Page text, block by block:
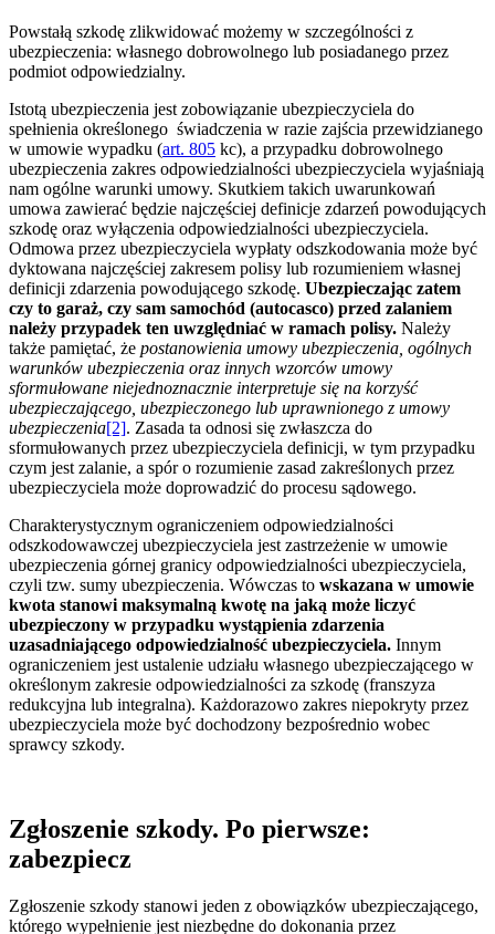
Powstałą szkodę zlikwidować możemy w szczególności z
ubezpieczenia: własnego dobrowolnego lub posiadanego przez
podmiot odpowiedzialny.
Istotą ubezpieczenia jest zobowiązanie ubezpieczyciela do
spełnienia określonego świadczenia w razie zajścia przewidzianego
w umowie wypadku (art. 805 kc), a przypadku dobrowolnego
ubezpieczenia zakres odpowiedzialności ubezpieczyciela wyjaśniają
nam ogólne warunki umowy. Skutkiem takich uwarunkowań
umowa zawierać będzie najczęściej definicje zdarzeń powodujących
szkodę oraz wyłączenia odpowiedzialności ubezpieczyciela.
Odmowa przez ubezpieczyciela wypłaty odszkodowania może być
dyktowana najczęściej zakresem polisy lub rozumieniem własnej
definicji zdarzenia powodującego szkodę. Ubezpieczając zatem
czy to garaż, czy sam samochód (autocasco) przed zalaniem
należy przypadek ten uwzględniać w ramach polisy. Należy
także pamiętać, że postanowienia umowy ubezpieczenia, ogólnych
warunków ubezpieczenia oraz innych wzorców umowy
sformułowane niejednoznacznie interpretuje się na korzyść
ubezpieczającego, ubezpieczonego lub uprawnionego z umowy
ubezpieczenia[2]. Zasada ta odnosi się zwłaszcza do
sformułowanych przez ubezpieczyciela definicji, w tym przypadku
czym jest zalanie, a spór o rozumienie zasad zakreślonych przez
ubezpieczyciela może doprowadzić do procesu sądowego.
Charakterystycznym ograniczeniem odpowiedzialności
odszkodowawczej ubezpieczyciela jest zastrzeżenie w umowie
ubezpieczenia górnej granicy odpowiedzialności ubezpieczyciela,
czyli tzw. sumy ubezpieczenia. Wówczas to wskazana w umowie
kwota stanowi maksymalną kwotę na jaką może liczyć
ubezpieczony w przypadku wystąpienia zdarzenia
uzasadniającego odpowiedzialność ubezpieczyciela. Innym
ograniczeniem jest ustalenie udziału własnego ubezpieczającego w
określonym zakresie odpowiedzialności za szkodę (franszyza
redukcyjna lub integralna). Każdorazowo zakres niepokryty przez
ubezpieczyciela może być dochodzony bezpośrednio wobec
sprawcy szkody.
Zgłoszenie szkody. Po pierwsze:
zabezpiecz
Zgłoszenie szkody stanowi jeden z obowiązków ubezpieczającego,
którego wypełnienie jest niezbędne do dokonania przez